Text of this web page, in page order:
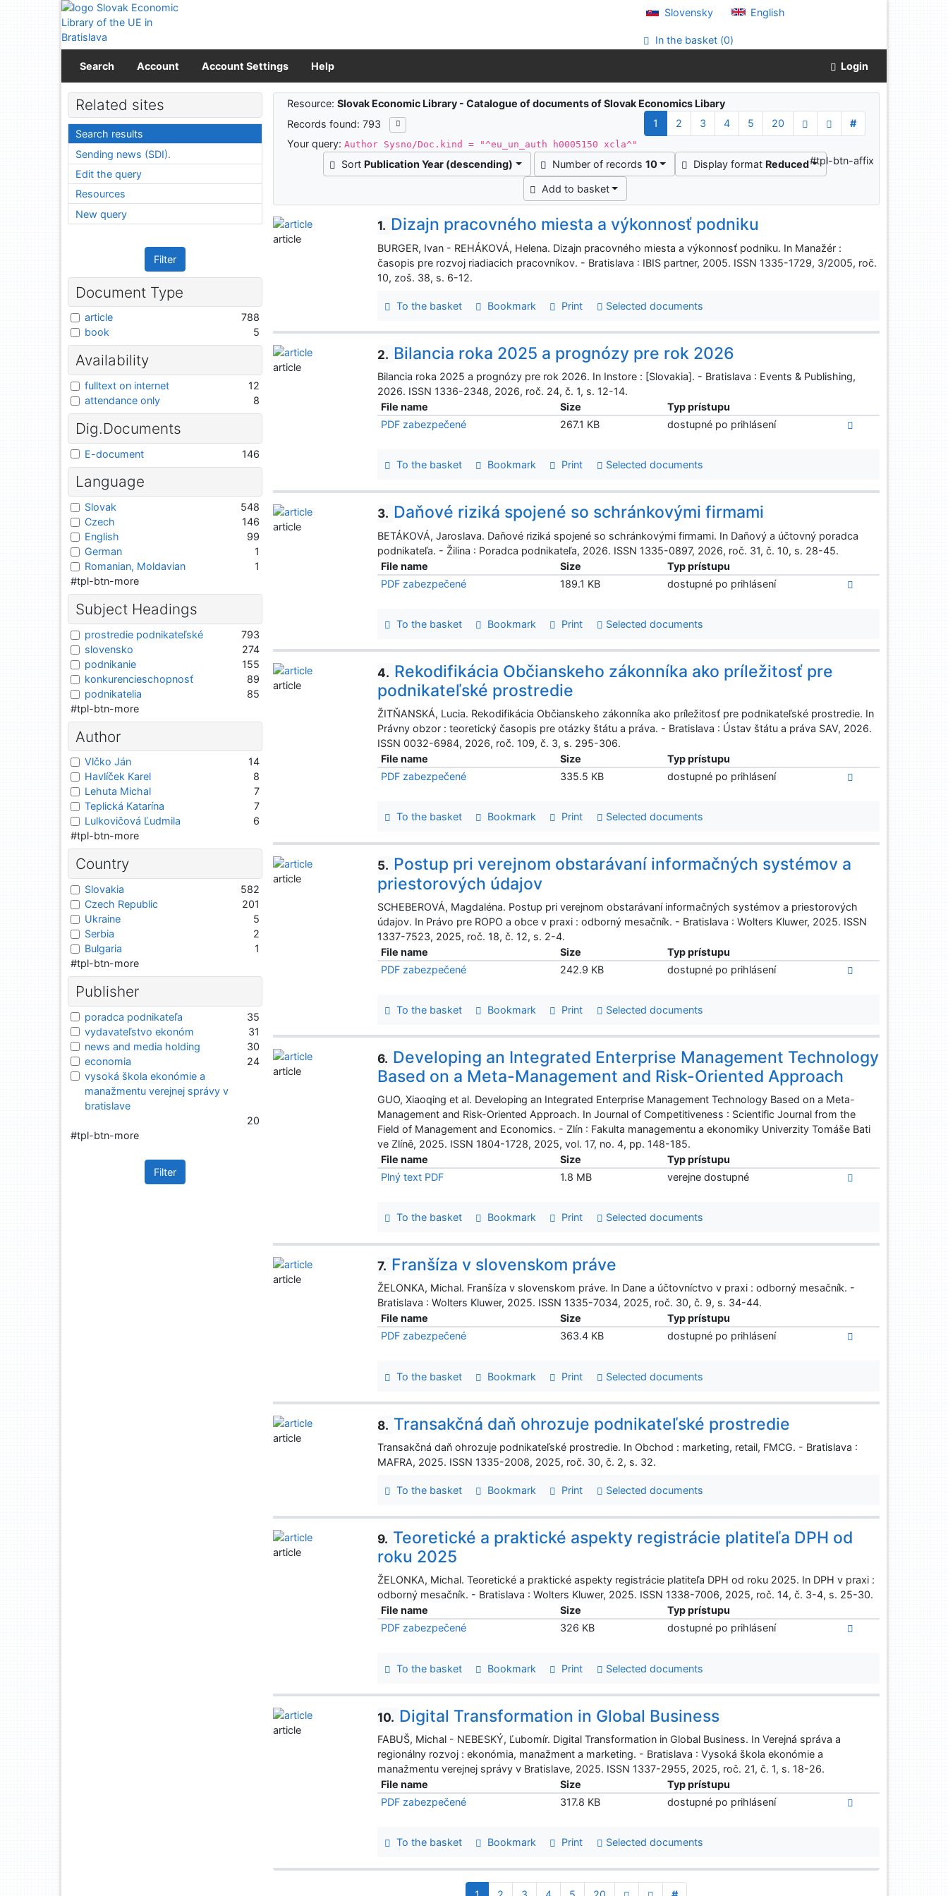
Go to content
Go to menu
Accessibility declaration
Slovensky English
In the basket (0)
Search Account Account Settings Help Login
Search results
Resource:Slovak Economic Library - Catalogue of documents of Slovak Economics Libary
Records found: 793
1 2 3 4 5 20
#
Your query:Author Sysno/Doc.kind = "^eu_un_auth h0005150 xcla^"
Sort Publication Year (descending) Number of records 10 Display format Reduced
Add to basket
#tpl-btn-affix
1. Dizajn pracovného miesta a výkonnosť podniku
BURGER, Ivan - REHÁKOVÁ, Helena. Dizajn pracovného miesta a výkonnosť podniku. In Manažér :
časopis pre rozvoj riadiacich pracovníkov. - Bratislava : IBIS partner, 2005. ISSN 1335-1729, 3/2005, roč.
10, zoš. 38, s. 6-12.
To the basket Bookmark Print Selected documents
article
2. Bilancia roka 2025 a prognózy pre rok 2026
Bilancia roka 2025 a prognózy pre rok 2026. In Instore : [Slovakia]. - Bratislava : Events & Publishing,
2026. ISSN 1336-2348, 2026, roč. 24, č. 1, s. 12-14.
File name
Size
Typ prístupu
PDF zabezpečené
267.1 KB dostupné po prihlásení
To the basket Bookmark Print Selected documents
article
3. Daňové riziká spojené so schránkovými firmami
BETÁKOVÁ, Jaroslava. Daňové riziká spojené so schránkovými firmami. In Daňový a účtovný poradca
podnikateľa. - Žilina : Poradca podnikateľa, 2026. ISSN 1335-0897, 2026, roč. 31, č. 10, s. 28-45.
File name
Size
Typ prístupu
PDF zabezpečené
189.1 KB dostupné po prihlásení
To the basket Bookmark Print Selected documents
article
4. Rekodifikácia Občianskeho zákonníka ako príležitosť pre
podnikateľské prostredie
ŽITŇANSKÁ, Lucia. Rekodifikácia Občianskeho zákonníka ako príležitosť pre podnikateľské prostredie. In
Právny obzor : teoretický časopis pre otázky štátu a práva. - Bratislava : Ústav štátu a práva SAV, 2026.
ISSN 0032-6984, 2026, roč. 109, č. 3, s. 295-306.
File name
Size
Typ prístupu
PDF zabezpečené
335.5 KB dostupné po prihlásení
To the basket Bookmark Print Selected documents
article
5. Postup pri verejnom obstarávaní informačných systémov a
priestorových údajov
SCHEBEROVÁ, Magdaléna. Postup pri verejnom obstarávaní informačných systémov a priestorových
údajov. In Právo pre ROPO a obce v praxi : odborný mesačník. - Bratislava : Wolters Kluwer, 2025. ISSN
1337-7523, 2025, roč. 18, č. 12, s. 2-4.
File name
Size
Typ prístupu
PDF zabezpečené
242.9 KB dostupné po prihlásení
To the basket Bookmark Print Selected documents
article
6. Developing an Integrated Enterprise Management Technology
Based on a Meta-Management and Risk-Oriented Approach
GUO, Xiaoqing et al. Developing an Integrated Enterprise Management Technology Based on a Meta-
Management and Risk-Oriented Approach. In Journal of Competitiveness : Scientific Journal from the
Field of Management and Economics. - Zlín : Fakulta managementu a ekonomiky Univerzity Tomáše Bati
ve Zlíně, 2025. ISSN 1804-1728, 2025, vol. 17, no. 4, pp. 148-185.
File name
Size
Typ prístupu
Plný text PDF
1.8 MB verejne dostupné
To the basket Bookmark Print Selected documents
article
7. Franšíza v slovenskom práve
ŽELONKA, Michal. Franšíza v slovenskom práve. In Dane a účtovníctvo v praxi : odborný mesačník. -
Bratislava : Wolters Kluwer, 2025. ISSN 1335-7034, 2025, roč. 30, č. 9, s. 34-44.
File name
Size
Typ prístupu
PDF zabezpečené
363.4 KB dostupné po prihlásení
To the basket Bookmark Print Selected documents
article
8. Transakčná daň ohrozuje podnikateľské prostredie
Transakčná daň ohrozuje podnikateľské prostredie. In Obchod : marketing, retail, FMCG. - Bratislava :
MAFRA, 2025. ISSN 1335-2008, 2025, roč. 30, č. 2, s. 32.
To the basket Bookmark Print Selected documents
article
9. Teoretické a praktické aspekty registrácie platiteľa DPH od
roku 2025
ŽELONKA, Michal. Teoretické a praktické aspekty registrácie platiteľa DPH od roku 2025. In DPH v praxi :
odborný mesačník. - Bratislava : Wolters Kluwer, 2025. ISSN 1338-7006, 2025, roč. 14, č. 3-4, s. 25-30.
File name
Size
Typ prístupu
PDF zabezpečené
326 KB dostupné po prihlásení
To the basket Bookmark Print Selected documents
article
10. Digital Transformation in Global Business
FABUŠ, Michal - NEBESKÝ, Ľubomír. Digital Transformation in Global Business. In Verejná správa a
regionálny rozvoj : ekonómia, manažment a marketing. - Bratislava : Vysoká škola ekonómie a
manažmentu verejnej správy v Bratislave, 2025. ISSN 1337-2955, 2025, roč. 21, č. 1, s. 18-26.
File name
Size
Typ prístupu
PDF zabezpečené
317.8 KB dostupné po prihlásení
To the basket Bookmark Print Selected documents
article
Related sites
Search results
Sending news (SDI).
Edit the query
Resources
New query
Filter
Document Type
article
788
book
5
Availability
fulltext on internet
12
attendance only
8
Dig.Documents
E-document 146
Language
Slovak
548
Czech
146
English
99
German
1
Romanian, Moldavian
1
#tpl-btn-more
Subject Headings
prostredie podnikateľské
793
slovensko
274
podnikanie
155
konkurencieschopnosť
89
podnikatelia
85
#tpl-btn-more
Author
Vlčko Ján
14
Havlíček Karel
8
Lehuta Michal
7
Teplická Katarína
7
Lulkovičová Ľudmila
6
#tpl-btn-more
Country
Slovakia
582
Czech Republic
201
Ukraine
5
Serbia
2
Bulgaria
1
#tpl-btn-more
Publisher
poradca podnikateľa
35
vydavateľstvo ekonóm
31
news and media holding
30
economia
24
vysoká škola ekonómie a
manažmentu verejnej správy v
bratislave
20
#tpl-btn-more
Filter